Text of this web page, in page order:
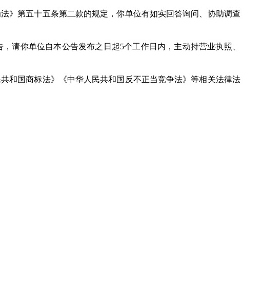
第五十五条第二款的规定，你单位有如实回答询问、协助调查
你单位自本公告发布之日起5个工作日内，主动持营业执照、
国商标法》《中华人民共和国反不正当竞争法》等相关法律法